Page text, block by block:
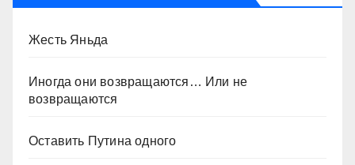
Жесть Яньда
Иногда они возвращаются… Или не
возвращаются
Оставить Путина одного